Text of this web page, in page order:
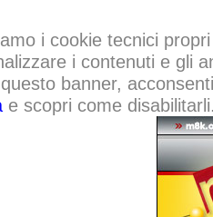
i cookie tecnici
i contenuti e gli
banner,
e scopri come